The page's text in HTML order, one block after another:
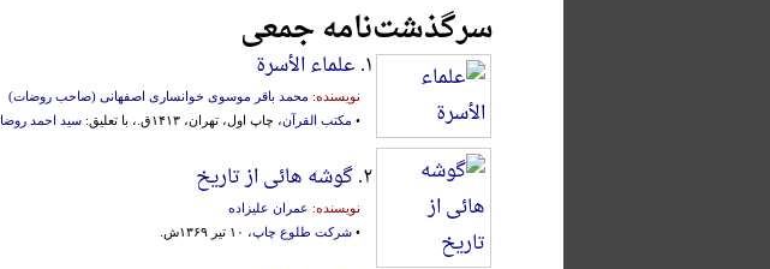
سرگذشت‌نامه جمعی
۱. علماء الأسرة
نویسنده: محمد باقر موسوی خوانساری اصفهانی (صاحب روضات)
• مکتب القرآن، چاپ اول، تهران، ۱۴۱۳ق.، با تعلیق: سید احمد
۲. گوشه هائی از تاریخ
نویسنده: عمران علیزاده
• شرکت طلوع چاپ، ۱۰ تیر ۱۳۶۹ش.